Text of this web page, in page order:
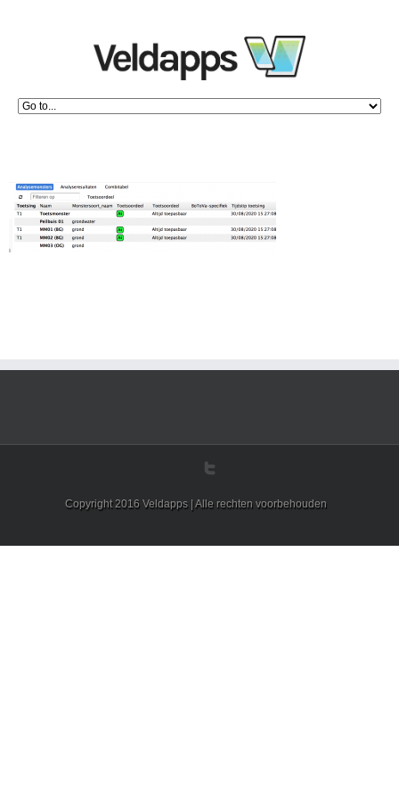
Copyright 2016 Veldapps | Alle rechten voorbehouden